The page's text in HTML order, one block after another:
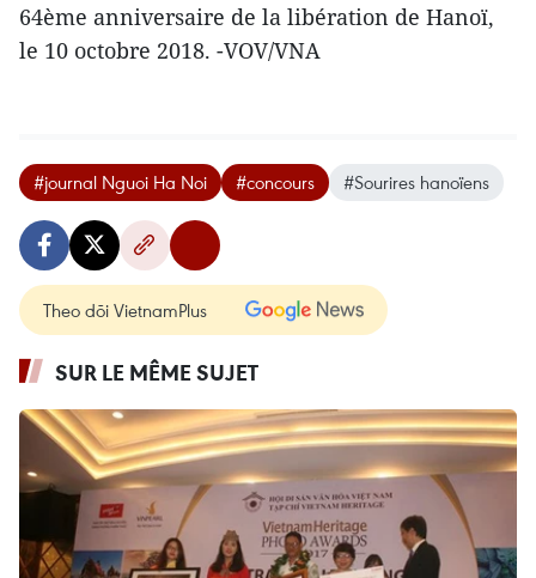
64ème anniversaire de la libération de Hanoï,
le 10 octobre 2018. -VOV/VNA
#journal Nguoi Ha Noi #concours #Sourires hanoïens
Theo dõi VietnamPlus
SUR LE MÊME SUJET